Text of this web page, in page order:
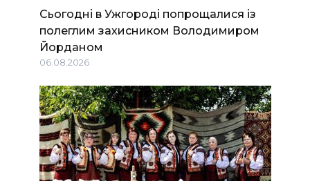
Сьогодні в Ужгороді попрощалися із
полеглим захисником Володимиром
Йорданом
06.08.2026